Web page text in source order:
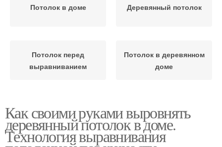
Потолок в доме Деревянный потолок
Потолок перед
выравниванием
Потолок в деревянном
доме
Как своими руками выровнять
деревянный потолок в доме.
Технология выравнивания